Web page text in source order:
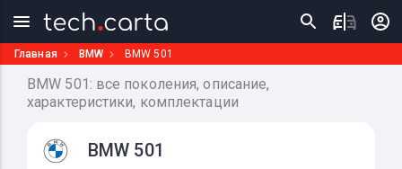
Главная BMW BMW 501
BMW 501: все поколения, описание,
характеристики, комплектации
BMW 501